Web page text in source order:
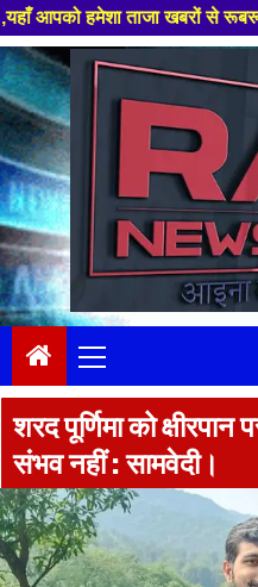
ताजा खबरों से रूबरू कराया
Skip
to
content
Menu
शरद पूर्णिमा को क्षीरपान
संभव नहीं : सामवेदी।